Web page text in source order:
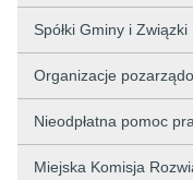
Spółki Gminy i
Organizacje
Nieodpłatna pomoc
Miejska Komisja